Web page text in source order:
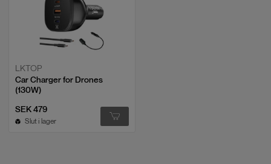
LKTOP
Car Charger for Drones
(130W)
SEK 479
Slut i lager